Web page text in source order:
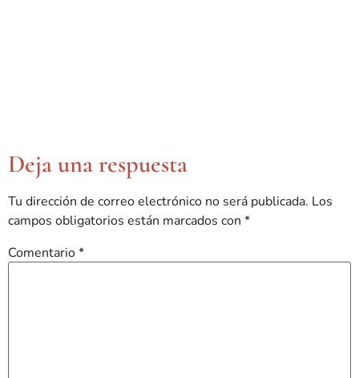
Deja una respuesta
Tu dirección de correo electrónico no será publicada. Los
campos obligatorios están marcados con *
Comentario*